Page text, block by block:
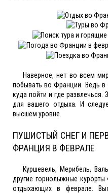
Наверное, нет во всем
побывать во Франции. Ведь в
куда пойти и где развлечься.
для вашего отдыха. И
высшем уровне.
ПУШИСТЫЙ СНЕГ И
ФРАНЦИЯ В ФЕВРАЛЕ
Куршевель, Мерибель,
другие горнолыжные
отдыхающих в феврале.